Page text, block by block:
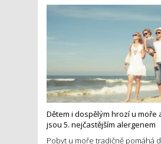
Dětem i dospělým hrozí u moře
jsou 5. nejčastějším alergenem
Pobyt u moře tradičně pomáhá